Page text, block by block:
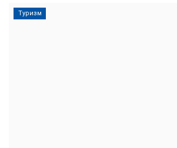
Туризм